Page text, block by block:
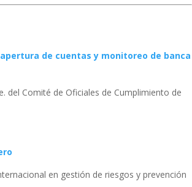
de cuentas y monitoreo de banca
del Comité de Oficiales de Cumplimiento de
en gestión de riesgos y prevención